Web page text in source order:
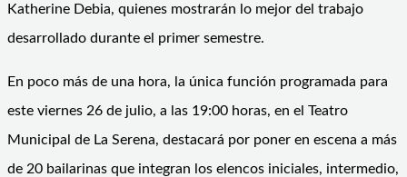
Katherine Debia, quienes mostrarán lo mejor del trabajo
desarrollado durante el primer semestre.
En poco más de una hora, la única función programada para
este viernes 26 de julio, a las 19:00 horas, en el Teatro
Municipal de La Serena, destacará por poner en escena a más
de 20 bailarinas que integran los elencos iniciales, intermedio,